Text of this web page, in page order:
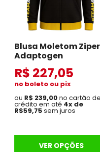
Blusa Moletom Ziper
Adaptogen
R$ 227,05
no boleto ou pix
ou R$ 239,00no cartão de
crédito em até 4x de
R$59,75 sem juros
VER OPÇÕES